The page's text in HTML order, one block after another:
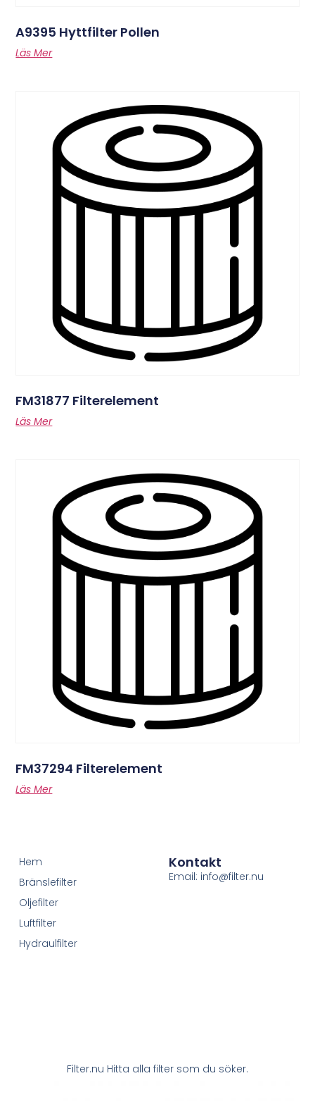
A9395 Hyttfilter Pollen
Läs Mer
FM31877 Filterelement
Läs Mer
FM37294 Filterelement
Läs Mer
Filter.nu Hitta alla filter som du söker.
Hem
Bränslefilter
Oljefilter
Luftfilter
Hydraulfilter
Kontakt
Email: info@filter.nu